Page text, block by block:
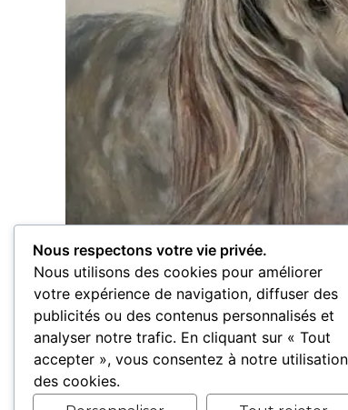
Nous respectons votre vie privée.
Nous utilisons des cookies pour améliorer
votre expérience de navigation, diffuser des
publicités ou des contenus personnalisés et
analyser notre trafic. En cliquant sur « Tout
accepter », vous consentez à notre utilisation
des cookies.